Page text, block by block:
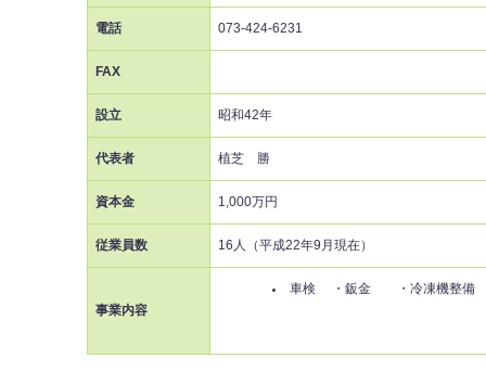
電話 073-424-6231
FAX
設立 昭和42年
代表者 植芝 勝
資本金 1,000万円
従業員数 16人（平成22年9月現在）
事業内容
車検 ・鈑金 ・冷凍